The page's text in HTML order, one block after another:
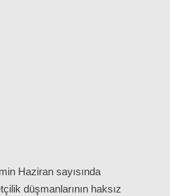
Haziran sayısında
düşmanlarının haksız